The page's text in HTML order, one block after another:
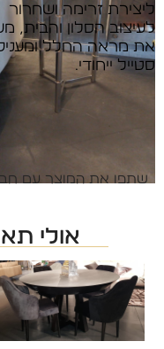
ליצירת זרימה ושחרור
לעיצוב הסלון והבית,
את מראה החלל
סטייל ייחודי.
ליצירת קשר: 2540*
שתפו את המוצר עם
אולי